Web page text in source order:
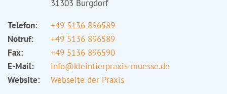
31303 Burgdorf
Telefon:
+49 5136 896589
Notruf:
+49 5136 896589
Fax:
+49 5136 896590
E-Mail:
info@kleintierpraxis-muesse.de
Website:
Webseite der Praxis